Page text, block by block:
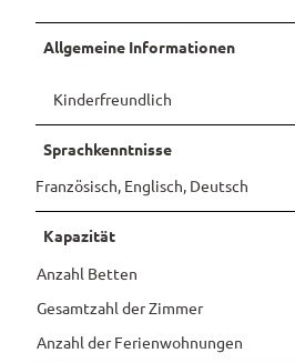
Allgemeine Informationen
Kinderfreundlich
Sprachkenntnisse
Französisch, Englisch, Deutsch
Kapazität
Anzahl Betten
Gesamtzahl der Zimmer
Anzahl der Ferienwohnungen